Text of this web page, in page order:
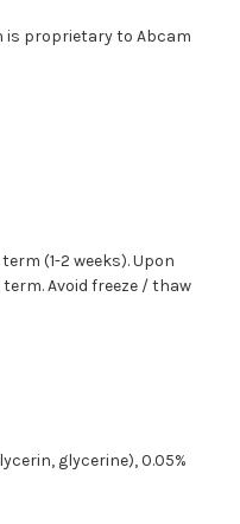
is proprietary to Abcam
(1-2 weeks). Upon
Avoid freeze / thaw
glycerine), 0.05%